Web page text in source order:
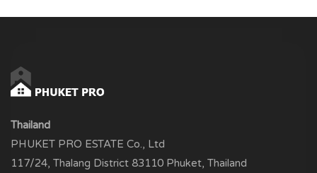
Thailand
PHUKET PRO ESTATE Co., Ltd
117/24, Thalang District 83110 Phuket, Thailand